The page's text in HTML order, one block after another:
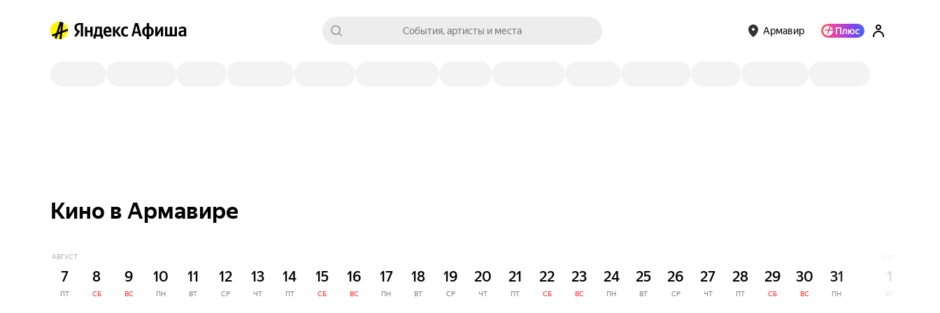
События, артисты и места Армавир
Кино в Армавире
АВГУСТ
7
ПТ
8
СБ
9
ВС
10
ПН
11
ВТ
12
СР
13
ЧТ
14
ПТ
15
СБ
16
ВС
17
ПН
18
ВТ
19
СР
20
ЧТ
21
ПТ
22
СБ
23
ВС
24
ПН
25
ВТ
26
СР
27
ЧТ
28
ПТ
29
СБ
30
ВС
31
ПН
1
ВТ